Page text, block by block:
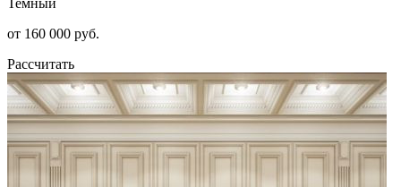
от 160 000 руб.
Рассчитать